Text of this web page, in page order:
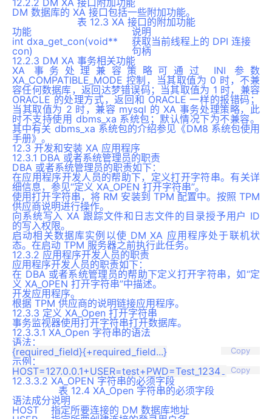
12.2.2 DM XA 接口附加功能
DM 数据库的 XA 接口包括一些附加功能。
表 12.3 XA 接口的附加功能
功能
说明
int dxa_get_con(void**
con)
获取当前线程上的 DPI 连接
句柄
12.2.3 DM XA 事务相关功能
XA 事务处理兼容策略可通过 INI 参数
XA_COMPATIBLE_MODE 控制，当其取值为 0 时，不兼
容任何数据库，返回达梦错误码；当其取值为 1 时，兼容
ORACLE 的处理方式，返回和 ORACLE 一样的报错码；
当其取值为 2 时，兼容 mysql 的 XA 事务处理策略，此
时不支持使用 dbms_xa 系统包；默认情况下为不兼容。
其中有关 dbms_xa 系统包的介绍参见《DM8 系统包使用
手册》。
12.3 开发和安装 XA 应用程序
12.3.1 DBA 或者系统管理员的职责
DBA 或者系统管理员的职责如下：
在应用程序开发人员的帮助下，定义打开字符串。有关详
细信息，参见“定义 XA_OPEN 打开字符串”。
使用打开字符串，将 RM 安装到 TPM 配置中。按照 TPM
供应商说明进行操作。
向系统写入 XA 跟踪文件和日志文件的目录授予用户 ID
的写入权限。
启动相关数据库实例以使 DM XA 应用程序处于联机状
态。在启动 TPM 服务器之前执行此任务。
12.3.2 应用程序开发人员的职责
应用程序开发人员的职责如下：
在 DBA 或者系统管理员的帮助下定义打开字符串，如“定
义 XA_OPEN 打开字符串”中描述。
开发应用程序。
根据 TPM 供应商的说明链接应用程序。
12.3.3 定义 XA_Open 打开字符串
事务监视器使用打开字符串打开数据库。
12.3.3.1 XA_Open 字符串的语法
语法：
Copy
示例：
Copy
12.3.3.2 XA_OPEN 字符串的必须字段
表 12.4 XA_Open 字符串的必须字段
语法成分说明
HOST
指定所要连接的 DM 数据库地址